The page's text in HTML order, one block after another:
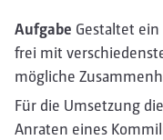
Aufgabe Gestaltet
frei mit
mögliche
Für die Umsetzung
Anraten eines